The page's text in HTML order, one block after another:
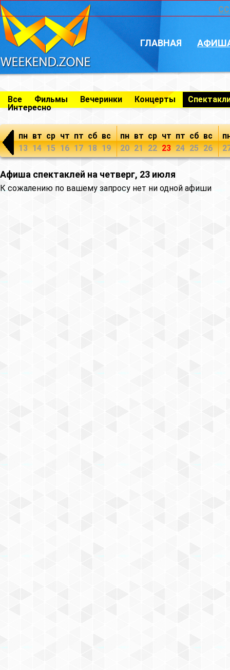
ГЛАВНАЯ
Все Фильмы Вечеринки Концерты
Интересно
пн
13
вт
14
ср
15
чт
16
пт
17
сб
18
вс
19
пн
20
вт
21
ср
22
чт
23
пт
24
сб
25
вс
26
Афиша спектаклей на четверг, 23 июля
К сожалению по вашему запросу нет ни одной афиши